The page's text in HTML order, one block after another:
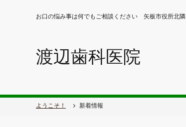
お口の悩み事は何でもご相談ください 矢板市役所北隣
渡辺歯科医院
ようこそ！ 新着情報